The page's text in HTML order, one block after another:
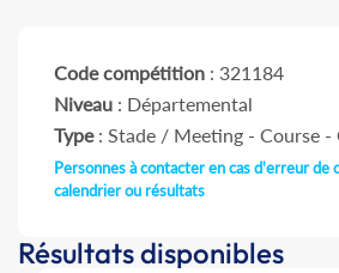
Code compétition : 321184
Niveau : Départemental
Type: Stade / Meeting - Course -
Personnes à contacter en cas d'erreur de
calendrier ou résultats
Résultats disponibles